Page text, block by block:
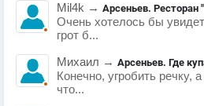
Mil4k → Арсеньев. Ресторан
Очень хотелось бы
грот б...
Михаил → Арсеньев. Где
Конечно, угробить речку,
что...